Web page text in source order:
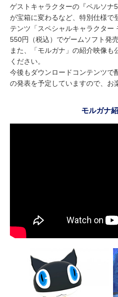
ゲストキャラクターの『ペルソナ
が宝箱に変わるなど、特別仕様で
テンツ「スペシャルキャラクター
550円（税込）でゲームソフト発
また、「モルガナ」の紹介映像
ください。
今後もダウンロードコンテンツで
の発表を予定していますので、お
モルガナ